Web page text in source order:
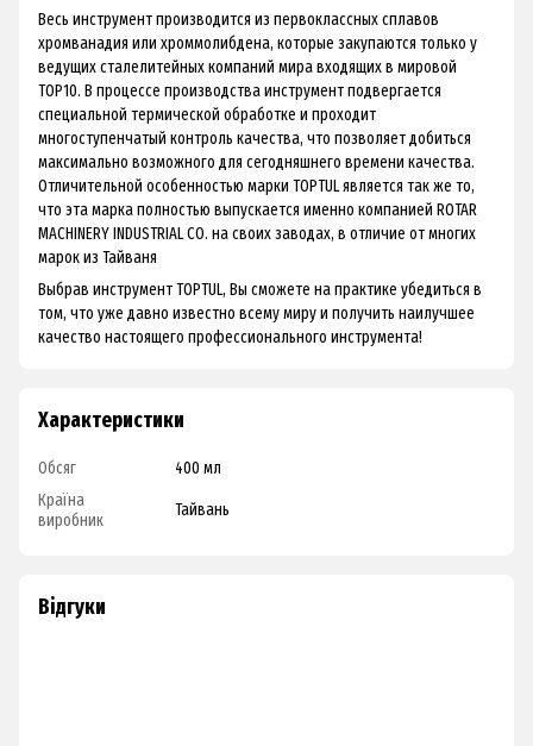
Весь инструмент производится из первоклассных сплавов
хромванадия или хроммолибдена, которые закупаются только у
ведущих сталелитейных компаний мира входящих в мировой
ТОР10. В процессе производства инструмент подвергается
специальной термической обработке и проходит
многоступенчатый контроль качества, что позволяет добиться
максимально возможного для сегодняшнего времени качества.
Отличительной особенностью марки TOPTUL является так же то,
что эта марка полностью выпускается именно компанией ROTAR
MACHINERY INDUSTRIAL CO. на своих заводах, в отличие от многих
марок из Тайваня
Выбрав инструмент TOPTUL, Вы сможете на практике убедиться в
том, что уже давно известно всему миру и получить наилучшее
качество настоящего профессионального инструмента!
Характеристики
Обсяг
400 мл
Країна
виробник
Тайвань
Відгуки